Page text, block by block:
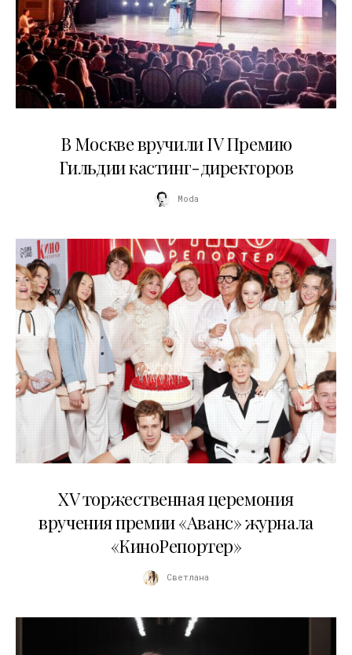
В Москве вручили IV Премию
Гильдии кастинг-директоров
Moda
XV торжественная церемония
вручения премии «Аванс» журнала
«КиноРепортер»
Светлана